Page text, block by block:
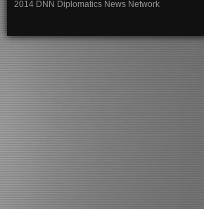
2014 DNN Diplomatics News Network